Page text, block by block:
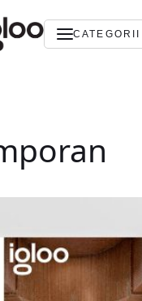
CATEGORII